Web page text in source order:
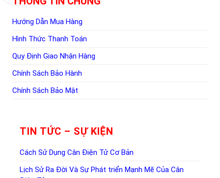
Hướng Dẫn Mua Hàng
Hình Thức Thanh Toán
Quy Định Giao Nhận Hàng
Chính Sách Bảo Hành
Chính Sách Bảo Mật
TIN TỨC – SỰ KIỆN
Cách Sử Dụng Cân Điện Tử Cơ Bản
Lịch Sử Ra Đời Và Sự Phát triển Mạnh Mẽ Của Cân